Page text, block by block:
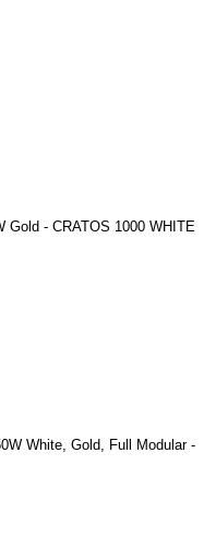
Gold - CRATOS 1000 WHITE
White, Gold, Full Modular -